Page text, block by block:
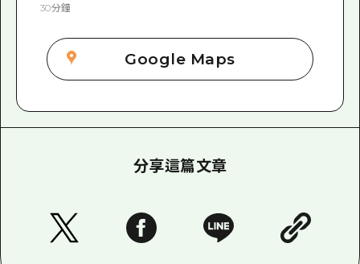
30分鐘
Google Maps
分享這篇文章